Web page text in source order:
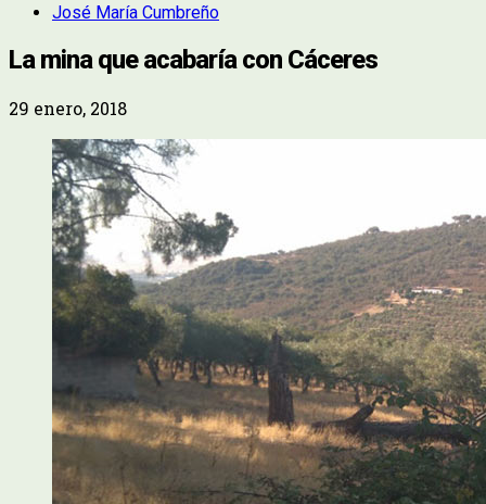
José María Cumbreño
La mina que acabaría con Cáceres
29 enero, 2018